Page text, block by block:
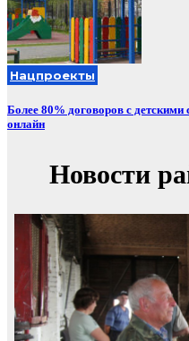
Нацпроекты
Более 80% договоров с
онлайн